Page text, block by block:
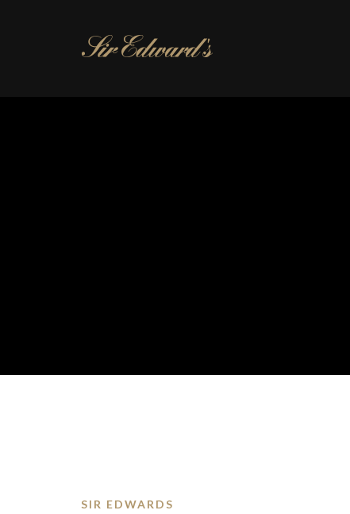
SIR EDWARDS